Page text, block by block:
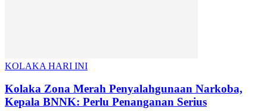
KOLAKA HARI INI
Kolaka Zona Merah Penyalahgunaan Narkoba,
Kepala BNNK: Perlu Penanganan Serius